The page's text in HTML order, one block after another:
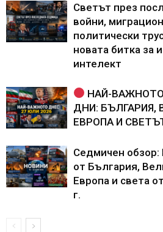
Светът през
войни,
политически
новата битка за
интелект
НАЙ-
ДНИ: БЪЛГАРИЯ,
ЕВРОПА И
Седмичен
от България,
Европа и света
г.